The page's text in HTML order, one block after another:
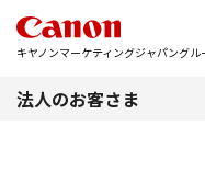
キヤノンマーケティングジャパングル
法人のお客さま